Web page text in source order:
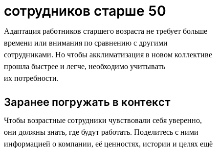
сотрудников старше 50
Адаптация работников старшего возраста не требует больше
времени или внимания по сравнению с другими
сотрудниками. Но чтобы акклиматизация в новом коллективе
прошла быстрее и легче, необходимо учитывать
их потребности.
Заранее погружать в контекст
Чтобы возрастные сотрудники чувствовали себя уверенно,
они должны знать, где будут работать. Поделитесь с ними
информацией о компании, её ценностях, истории и целях ещё